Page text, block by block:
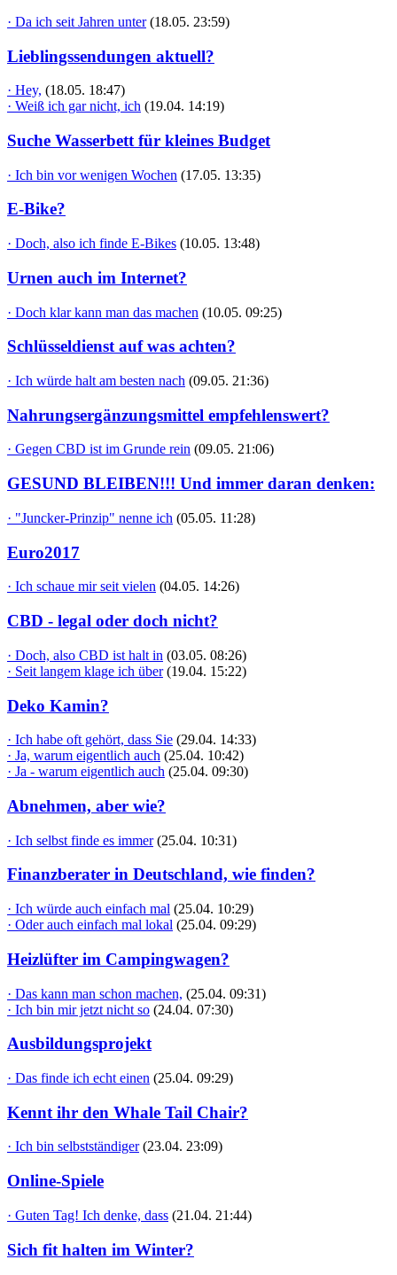
· Da ich seit Jahren unter (18.05. 23:59)
Lieblingssendungen aktuell?
· Hey, (18.05. 18:47)
· Weiß ich gar nicht, ich (19.04. 14:19)
Suche Wasserbett für kleines Budget
· Ich bin vor wenigen Wochen (17.05. 13:35)
E-Bike?
· Doch, also ich finde E-Bikes (10.05. 13:48)
Urnen auch im Internet?
· Doch klar kann man das machen (10.05. 09:25)
Schlüsseldienst auf was achten?
· Ich würde halt am besten nach (09.05. 21:36)
Nahrungsergänzungsmittel empfehlenswert?
· Gegen CBD ist im Grunde rein (09.05. 21:06)
GESUND BLEIBEN!!! Und immer daran denken:
· "Juncker-Prinzip" nenne ich (05.05. 11:28)
Euro2017
· Ich schaue mir seit vielen (04.05. 14:26)
CBD - legal oder doch nicht?
· Doch, also CBD ist halt in (03.05. 08:26)
· Seit langem klage ich über (19.04. 15:22)
Deko Kamin?
· Ich habe oft gehört, dass Sie (29.04. 14:33)
· Ja, warum eigentlich auch (25.04. 10:42)
· Ja - warum eigentlich auch (25.04. 09:30)
Abnehmen, aber wie?
· Ich selbst finde es immer (25.04. 10:31)
Finanzberater in Deutschland, wie finden?
· Ich würde auch einfach mal (25.04. 10:29)
· Oder auch einfach mal lokal (25.04. 09:29)
Heizlüfter im Campingwagen?
· Das kann man schon machen, (25.04. 09:31)
· Ich bin mir jetzt nicht so (24.04. 07:30)
Ausbildungsprojekt
· Das finde ich echt einen (25.04. 09:29)
Kennt ihr den Whale Tail Chair?
· Ich bin selbstständiger (23.04. 23:09)
Online-Spiele
· Guten Tag! Ich denke, dass (21.04. 21:44)
Sich fit halten im Winter?